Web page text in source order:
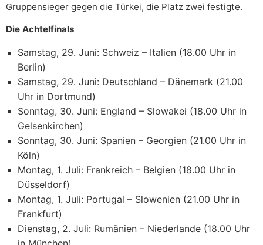
Gruppensieger gegen die Türkei, die Platz zwei festigte.
Die Achtelfinals
Samstag, 29. Juni: Schweiz – Italien (18.00 Uhr in
Berlin)
Samstag, 29. Juni: Deutschland – Dänemark (21.00
Uhr in Dortmund)
Sonntag, 30. Juni: England – Slowakei (18.00 Uhr in
Gelsenkirchen)
Sonntag, 30. Juni: Spanien – Georgien (21.00 Uhr in
Köln)
Montag, 1. Juli: Frankreich – Belgien (18.00 Uhr in
Düsseldorf)
Montag, 1. Juli: Portugal – Slowenien (21.00 Uhr in
Frankfurt)
Dienstag, 2. Juli: Rumänien – Niederlande (18.00 Uhr